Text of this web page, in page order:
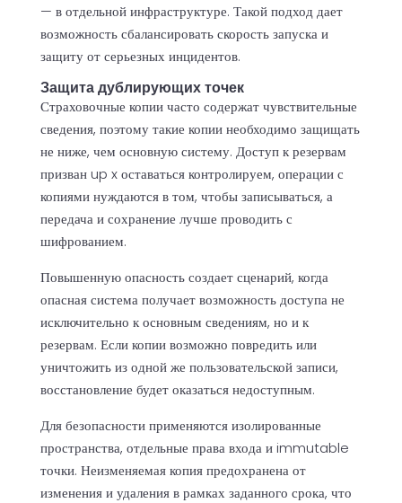
— в отдельной инфраструктуре. Такой подход дает
возможность сбалансировать скорость запуска и
защиту от серьезных инцидентов.
Защита дублирующих точек
Страховочные копии часто содержат чувствительные
сведения, поэтому такие копии необходимо защищать
не ниже, чем основную систему. Доступ к резервам
призван up x оставаться контролируем, операции с
копиями нуждаются в том, чтобы записываться, а
передача и сохранение лучше проводить с
шифрованием.
Повышенную опасность создает сценарий, когда
опасная система получает возможность доступа не
исключительно к основным сведениям, но и к
резервам. Если копии возможно повредить или
уничтожить из одной же пользовательской записи,
восстановление будет оказаться недоступным.
Для безопасности применяются изолированные
пространства, отдельные права входа и immutable
точки. Неизменяемая копия предохранена от
изменения и удаления в рамках заданного срока, что